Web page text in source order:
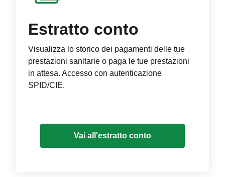
Estratto conto
Visualizza lo storico dei pagamenti delle tue
prestazioni sanitarie o paga le tue prestazioni
in attesa. Accesso con autenticazione
SPID/CIE.
Vai all'estratto conto